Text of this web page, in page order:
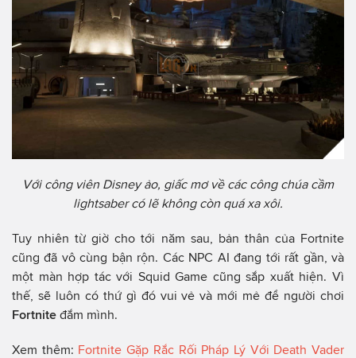
Với công viên Disney ảo, giấc mơ về các công chúa cầm
lightsaber có lẽ không còn quá xa xôi.
Tuy nhiên từ giờ cho tới năm sau, bản thân của Fortnite
cũng đã vô cùng bận rộn. Các NPC AI đang tới rất gần, và
một màn hợp tác với Squid Game cũng sắp xuất hiện. Vì
thế, sẽ luôn có thứ gì đó vui vẻ và mới mẻ để người chơi
Fortnite đắm mình.
Xem thêm: Fortnite Gặp Rắc Rối Pháp Lý Với Death Vader